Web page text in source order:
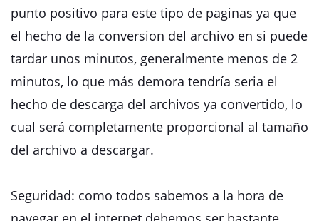
punto positivo para este tipo de paginas ya que
el hecho de la conversion del archivo en si puede
tardar unos minutos, generalmente menos de 2
minutos, lo que más demora tendría seria el
hecho de descarga del archivos ya convertido, lo
cual será completamente proporcional al tamaño
del archivo a descargar.
Seguridad: como todos sabemos a la hora de